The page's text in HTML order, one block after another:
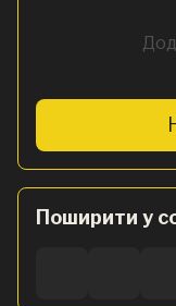
Поширити у